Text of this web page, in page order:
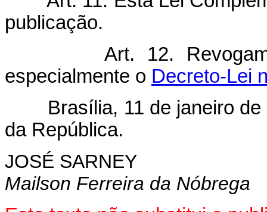
publicação.
Art. 12.
especialmente o Decreto-Lei
Brasília, 11 de janeiro de
da República.
JOSÉ SARNEY
Mailson Ferreira da Nóbrega